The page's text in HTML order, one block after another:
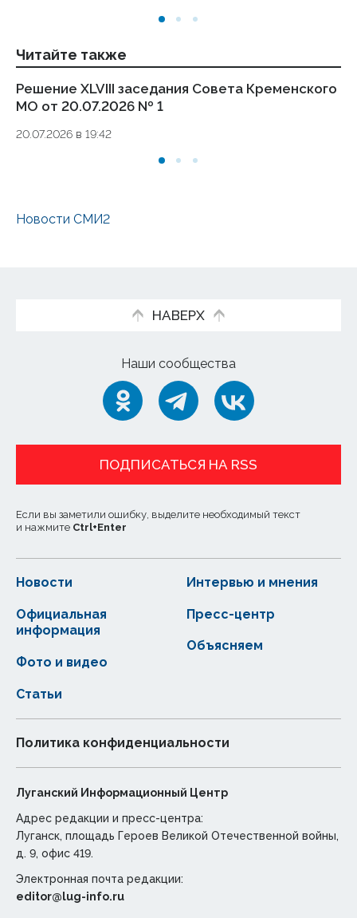
Читайте также
Решение XLVIII заседания Совета Кременского
МО от 20.07.2026 № 1
20.07.2026 в 19:42
Новости СМИ2
НАВЕРХ
Наши сообщества
ПОДПИСАТЬСЯ НА RSS
Если вы заметили ошибку, выделите необходимый текст
и нажмите Ctrl+Enter
Новости
Статьи
Официальная
информация
Интервью и мнения
Фото и видео
Пресс-центр
Объясняем
Политика конфиденциальности
Луганский Информационный Центр
Адрес редакции и пресс-центра:
Луганск, площадь Героев Великой Отечественной войны,
д. 9, офис 419.
Электронная почта редакции:
editor@lug-info.ru